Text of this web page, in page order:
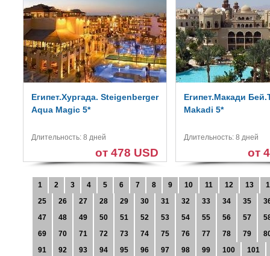
Египет.Хургада. Steigenberger
Aqua Magic 5*
Длительность: 8 дней
от 478 USD
Египет.Макади
Makadi 5*
Длительность: 8 дней
от
1 2 3 4 5 6 7 8 9 10 11 12 13
25
26 27 28 29 30 31 32 33 34 35
47
48 49 50 51 52 53 54 55 56 57
69
70 71 72 73 74 75 76 77 78 79
91
92 93 94 95 96 97 98 99 100
101